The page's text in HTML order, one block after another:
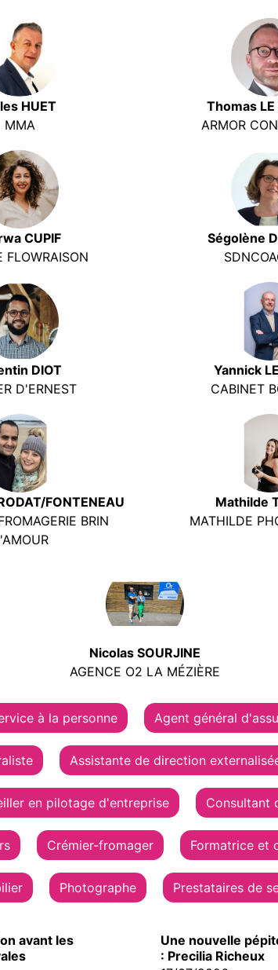
HUET
MMA
Thomas LE
ARMOR
CUPIF
FLOWRAISON
Ségolène
DIOT
D'ERNEST
Yannick
CABINET
FONTENEAU
BRIN
Mathilde
MATHILDE
Nicolas SOURJINE
AGENCE O2 LA MÉZIÈRE
à la personne Agent général
Assistante de direction
en pilotage d'entreprise Consultant
Crémier-fromager Formatrice et
Photographe Prestataires de
avant les
Une nouvelle
: Precilia Richeux